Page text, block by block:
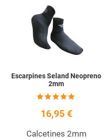
Add to Wishlist
Quick View
Escarpines Seland Neopreno
2mm
16,95 €
Calcetines 2mm